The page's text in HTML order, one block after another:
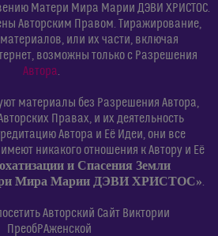
Матери Мира Марии ДЭВИ ХРИСТОС.
Авторским Правом. Тиражирование,
или их части, включая
возможны только с Разрешения
Автора.
материалы без Разрешения Автора,
Правах, и их деятельность
Автора и Её Идеи, они все
никакого отношения к Автору и Её
и Спасения Земли
Мира Марии ДЭВИ ХРИСТОС».
Авторский Сайт Виктории
ПреобРАженской